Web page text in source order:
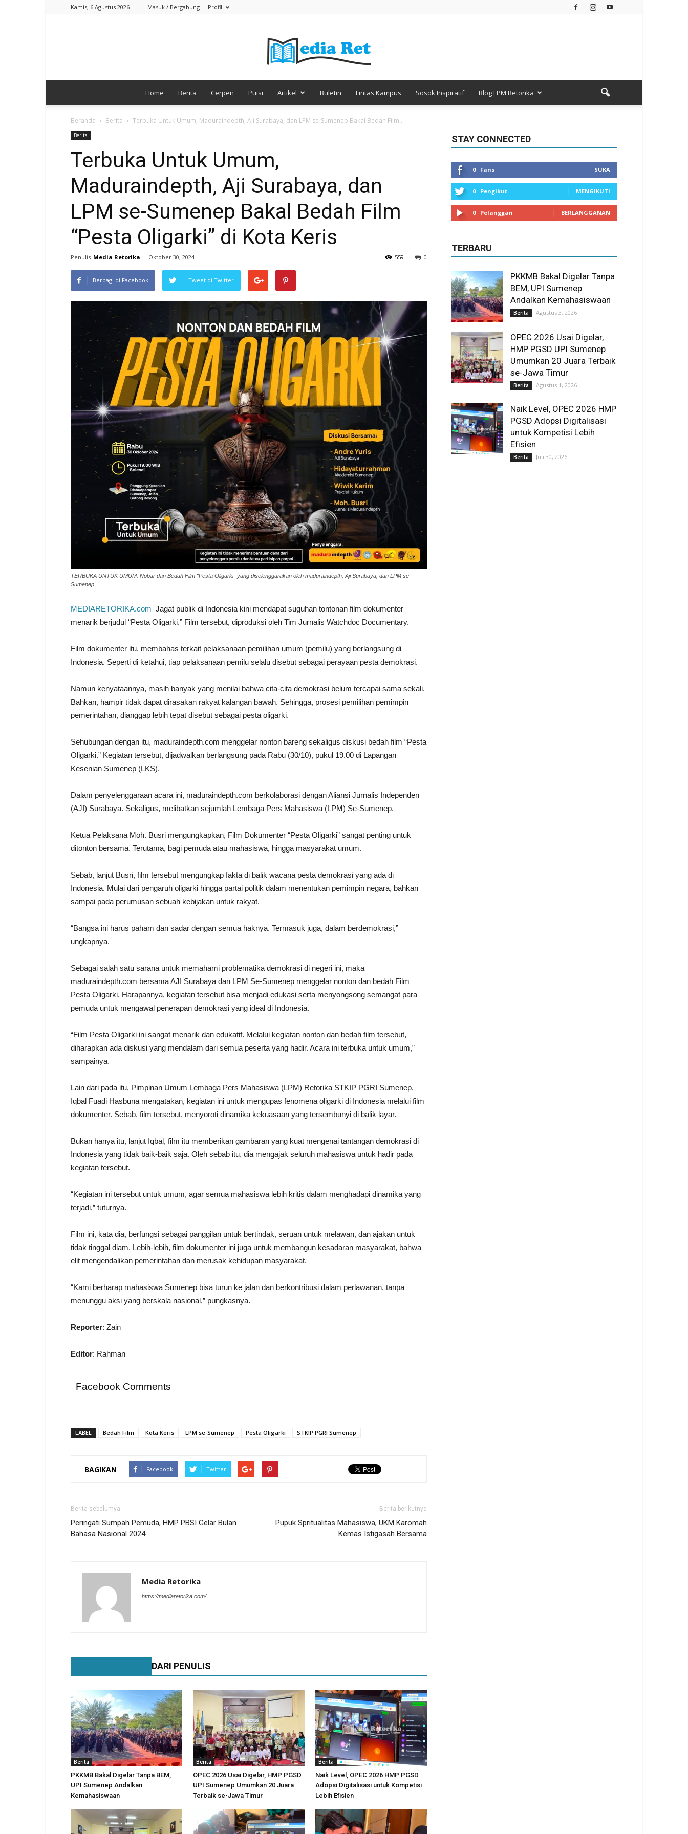
Kamis, 6 Agustus 2026 Masuk / Bergabung Profil
Media
Home Berita Cerpen Puisi Artikel Buletin Lintas Kampus Sosok Inspiratif Blog LPM Retorika
Beranda Berita Terbuka Untuk Umum, Maduraindepth, Aji Surabaya, dan LPM se-Sumenep Bakal Bedah Film...
Berita
Terbuka Untuk Umum,
Maduraindepth, Aji Surabaya, dan
LPM se-Sumenep Bakal Bedah Film
“Pesta Oligarki” di Kota Keris
Penulis Media Retorika - Oktober 30, 2024 0
559
Berbagi di Facebook Tweet di Twitter
TERBUKA UNTUK UMUM: Nobar dan Bedah Film "Pesta Oligarki" yang diselenggarakan oleh maduraindepth, Aji Surabaya, dan LPM se-
Sumenep.
MEDIARETORIKA.com–Jagat publik di Indonesia kini mendapat suguhan tontonan film dokumenter
menarik berjudul “Pesta Oligarki.” Film tersebut, diproduksi oleh Tim Jurnalis Watchdoc Documentary.
Film dokumenter itu, membahas terkait pelaksanaan pemilihan umum (pemilu) yang berlangsung di
Indonesia. Seperti di ketahui, tiap pelaksanaan pemilu selalu disebut sebagai perayaan pesta demokrasi.
Namun kenyataannya, masih banyak yang menilai bahwa cita-cita demokrasi belum tercapai sama sekali.
Bahkan, hampir tidak dapat dirasakan rakyat kalangan bawah. Sehingga, prosesi pemilihan pemimpin
pemerintahan, dianggap lebih tepat disebut sebagai pesta oligarki.
Sehubungan dengan itu, maduraindepth.com menggelar nonton bareng sekaligus diskusi bedah film “Pesta
Oligarki.” Kegiatan tersebut, dijadwalkan berlangsung pada Rabu (30/10), pukul 19.00 di Lapangan
Kesenian Sumenep (LKS).
Dalam penyelenggaraan acara ini, maduraindepth.com berkolaborasi dengan Aliansi Jurnalis Independen
(AJI) Surabaya. Sekaligus, melibatkan sejumlah Lembaga Pers Mahasiswa (LPM) Se-Sumenep.
Ketua Pelaksana Moh. Busri mengungkapkan, Film Dokumenter “Pesta Oligarki” sangat penting untuk
ditonton bersama. Terutama, bagi pemuda atau mahasiswa, hingga masyarakat umum.
Sebab, lanjut Busri, film tersebut mengungkap fakta di balik wacana pesta demokrasi yang ada di
Indonesia. Mulai dari pengaruh oligarki hingga partai politik dalam menentukan pemimpin negara, bahkan
sampai pada perumusan sebuah kebijakan untuk rakyat.
“Bangsa ini harus paham dan sadar dengan semua haknya. Termasuk juga, dalam berdemokrasi,”
ungkapnya.
Sebagai salah satu sarana untuk memahami problematika demokrasi di negeri ini, maka
maduraindepth.com bersama AJI Surabaya dan LPM Se-Sumenep menggelar nonton dan bedah Film
Pesta Oligarki. Harapannya, kegiatan tersebut bisa menjadi edukasi serta menyongsong semangat para
pemuda untuk mengawal penerapan demokrasi yang ideal di Indonesia.
“Film Pesta Oligarki ini sangat menarik dan edukatif. Melalui kegiatan nonton dan bedah film tersebut,
diharapkan ada diskusi yang mendalam dari semua peserta yang hadir. Acara ini terbuka untuk umum,”
sampainya.
Lain dari pada itu, Pimpinan Umum Lembaga Pers Mahasiswa (LPM) Retorika STKIP PGRI Sumenep,
Iqbal Fuadi Hasbuna mengatakan, kegiatan ini untuk mengupas fenomena oligarki di Indonesia melalui film
dokumenter. Sebab, film tersebut, menyoroti dinamika kekuasaan yang tersembunyi di balik layar.
Bukan hanya itu, lanjut Iqbal, film itu memberikan gambaran yang kuat mengenai tantangan demokrasi di
Indonesia yang tidak baik-baik saja. Oleh sebab itu, dia mengajak seluruh mahasiswa untuk hadir pada
kegiatan tersebut.
“Kegiatan ini tersebut untuk umum, agar semua mahasiswa lebih kritis dalam menghadapi dinamika yang
terjadi,” tuturnya.
Film ini, kata dia, berfungsi sebagai panggilan untuk bertindak, seruan untuk melawan, dan ajakan untuk
tidak tinggal diam. Lebih-lebih, film dokumenter ini juga untuk membangun kesadaran masyarakat, bahwa
elit mengendalikan pemerintahan dan merusak kehidupan masyarakat.
“Kami berharap mahasiswa Sumenep bisa turun ke jalan dan berkontribusi dalam perlawanan, tanpa
menunggu aksi yang berskala nasional,” pungkasnya.
Reporter: Zain
Editor: Rahman
Facebook Comments
LABEL Bedah Film Kota Keris LPM se-Sumenep Pesta Oligarki STKIP PGRI Sumenep
BAGIKAN Facebook Twitter
Berita sebelumya
Peringati Sumpah Pemuda, HMP PBSI Gelar Bulan
Bahasa Nasional 2024
Berita berikutnya
Pupuk Spritualitas Mahasiswa, UKM Karomah
Kemas Istigasah Bersama
Media Retorika
https://mediaretorika.com/
DARI PENULIS
Berita
PKKMB Bakal Digelar Tanpa BEM,
UPI Sumenep Andalkan
Kemahasiswaan
Berita
OPEC 2026 Usai Digelar, HMP PGSD
UPI Sumenep Umumkan 20 Juara
Terbaik se-Jawa Timur
Berita
Naik Level, OPEC 2026 HMP PGSD
Adopsi Digitalisasi untuk Kompetisi
Lebih Efisien
STAY CONNECTED
0 Fans SUKA
0 Pengikut MENGIKUTI
0 Pelanggan BERLANGGANAN
TERBARU
PKKMB Bakal Digelar Tanpa
BEM, UPI Sumenep
Andalkan Kemahasiswaan
Berita Agustus 3, 2026
OPEC 2026 Usai Digelar,
HMP PGSD UPI Sumenep
Umumkan 20 Juara Terbaik
se-Jawa Timur
Berita Agustus 1, 2026
Naik Level, OPEC 2026 HMP
PGSD Adopsi Digitalisasi
untuk Kompetisi Lebih
Efisien
Berita Juli 30, 2026